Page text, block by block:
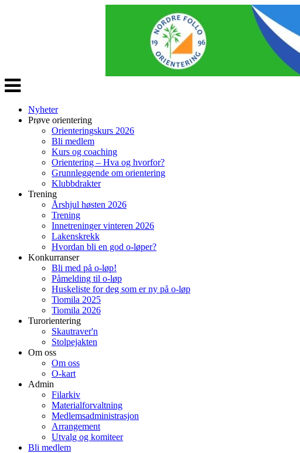
Veksle
navigasjon
Nyheter
Prøve orientering
Orienteringskurs 2026
Bli medlem
Kurs og coaching
Orientering – Hva og hvorfor?
Grunnleggende om orientering
Klubbdrakter
Trening
Årshjul høsten 2026
Trening
Innetreninger vinteren 2026
Lakenskrekk
Hvordan bli en god o-løper?
Konkurranser
Bli med på o-løp!
Påmelding til o-løp
Huskeliste for deg som er ny på o-løp
Tiomila 2025
Tiomila 2026
Turorientering
Skautraver'n
Stolpejakten
Om oss
Om oss
O-kart
Admin
Filarkiv
Materialforvaltning
Medlemsadministrasjon
Arrangement
Utvalg og komiteer
Bli medlem